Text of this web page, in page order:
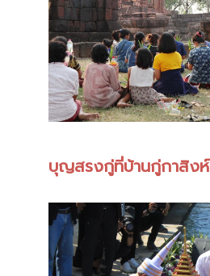
บุญสรงกู่ที่บ้านกู่กาสิงห์